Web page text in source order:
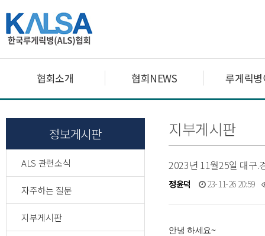
협회소개 협회NEWS 루게릭
정보게시판
ALS 관련소식
자주하는 질문
지부게시판
지부게시판
2023년 11월25일 대구.
정윤덕 23-11-26 20:59
안녕 하세요~